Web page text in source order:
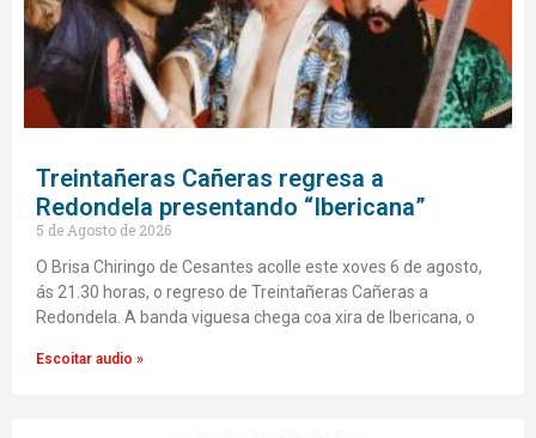
Treintañeras Cañeras regresa a
Redondela presentando “Ibericana”
5 de Agosto de 2026
O Brisa Chiringo de Cesantes acolle este xoves 6 de agosto,
ás 21.30 horas, o regreso de Treintañeras Cañeras a
Redondela. A banda viguesa chega coa xira de Ibericana, o
Escoitar audio »